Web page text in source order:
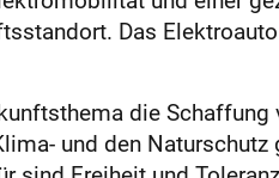
Das
die Schaffung
und den Naturschutz